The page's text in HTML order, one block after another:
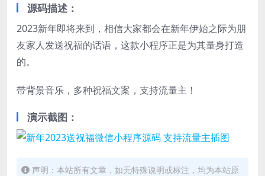
源码描述：
2023新年即将来到，相信大家都会在新年伊始之际为朋
友家人发送祝福的话语，这款小程序正是为其量身打造
的。
带背景音乐，多种祝福文案，支持流量主！
演示截图：
声明：本站所有文章，如无特殊说明或标注，均为本站原